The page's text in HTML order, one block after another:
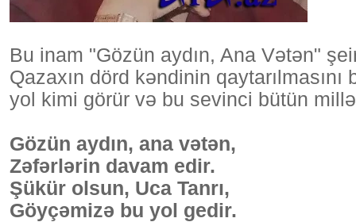
Bu inam "Gözün aydın, Ana Vətən"
Qazaxın dörd kəndinin qaytarılmasını
yol kimi görür və bu sevinci bütün
Gözün aydın, ana vətən,
Zəfərlərin davam edir.
Şükür olsun, Uca Tanrı,
Göyçəmizə bu yol gedir.